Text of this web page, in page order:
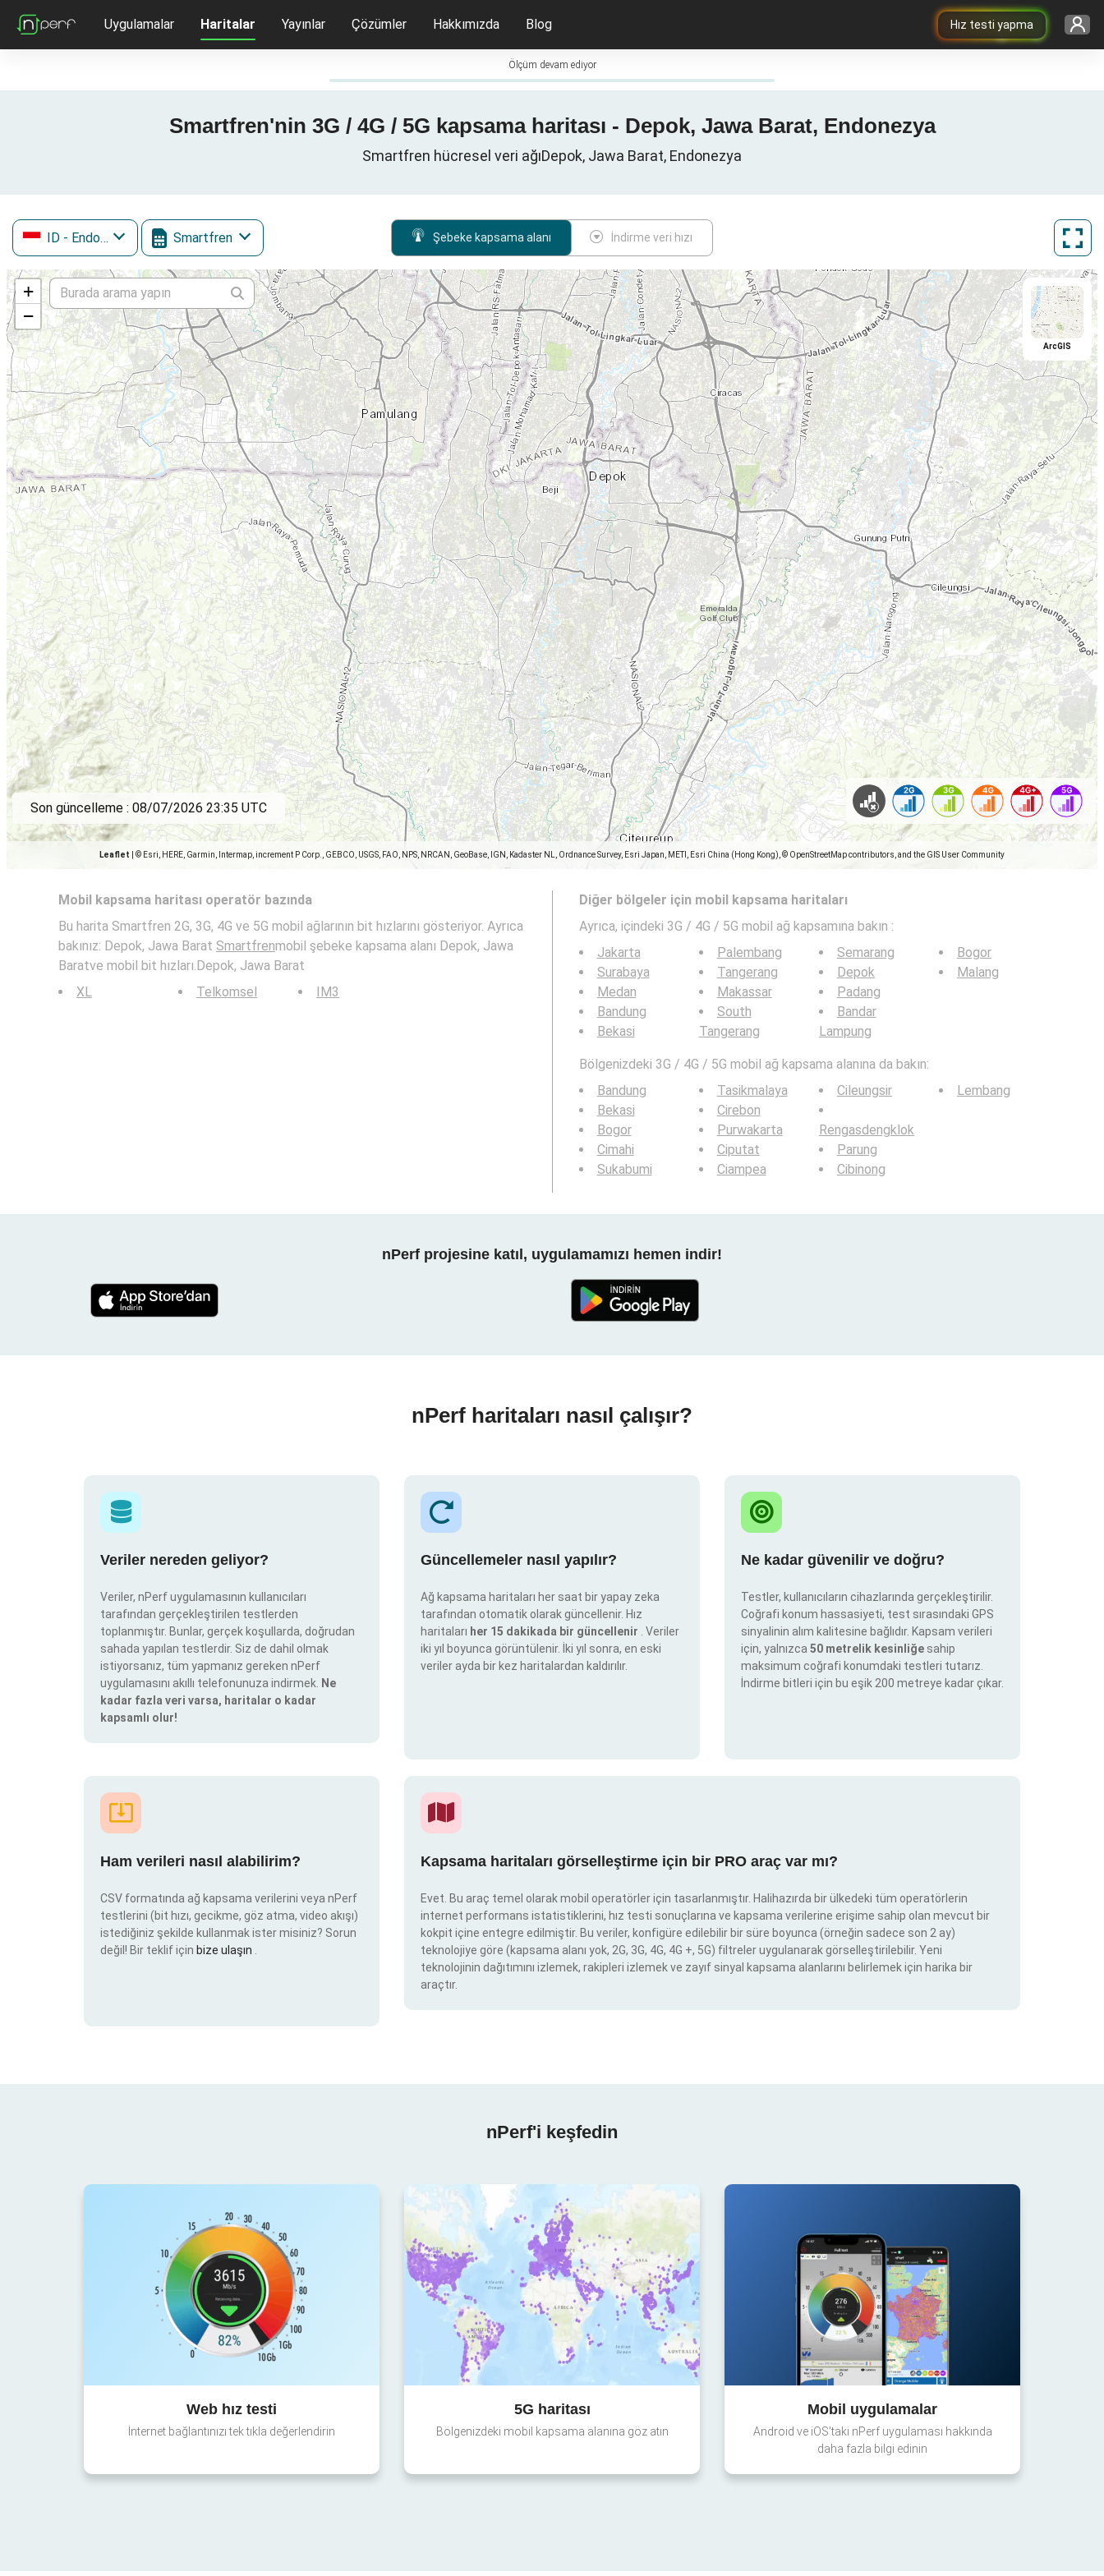
Hız testi yapma
Uygulamalar Haritalar Yayınlar Çözümler Hakkımızda Blog
Ölçüm devam ediyor
Smartfren'nin 3G / 4G / 5G kapsama haritası - Depok, Jawa Barat, Endonezya
Smartfren hücresel veri ağıDepok, Jawa Barat, Endonezya
ID - Endonezya Smartfren Şebeke kapsama alanı İndirme veri hızı
+
−
Leaflet © Esri, HERE, Garmin, Intermap, increment P Corp., GEBCO, USGS, FAO, NPS, NRCAN, GeoBase, IGN, Kadaster NL, Ordnance Survey, Esri Japan, METI, Esri China (Hong Kong), © OpenStreetMap contributors, and the GIS User Community
ArcGIS
Son güncelleme : 08/07/2026 23:35 UTC
Mobil kapsama haritası operatör bazında
Bu harita Smartfren 2G, 3G, 4G ve 5G mobil ağlarının bit hızlarını gösteriyor. Ayrıca
bakınız: Depok, Jawa Barat Smartfrenmobil şebeke kapsama alanı Depok, Jawa
Baratve mobil bit hızları.Depok, Jawa Barat
XL
Telkomsel IM3
Diğer bölgeler için mobil kapsama haritaları
Ayrıca, içindeki 3G / 4G / 5G mobil ağ kapsamına bakın :
Jakarta
Surabaya
Medan
Bandung
Bekasi
Palembang
Tangerang
Makassar
South
Tangerang
Semarang
Depok
Padang
Bandar
Lampung
Bogor
Malang
Bölgenizdeki 3G / 4G / 5G mobil ağ kapsama alanına da bakın:
Bandung
Bekasi
Bogor
Cimahi
Sukabumi
Tasikmalaya
Cirebon
Purwakarta
Ciputat
Ciampea
Cileungsir
Rengasdengklok
Parung
Cibinong
Lembang
nPerf projesine katıl, uygulamamızı hemen indir!
nPerf haritaları nasıl çalışır?
Veriler nereden geliyor?
Veriler, nPerf uygulamasının kullanıcıları
tarafından gerçekleştirilen testlerden
toplanmıştır. Bunlar, gerçek koşullarda, doğrudan
sahada yapılan testlerdir. Siz de dahil olmak
istiyorsanız, tüm yapmanız gereken nPerf
uygulamasını akıllı telefonunuza indirmek. Ne
kadar fazla veri varsa, haritalar o kadar
kapsamlı olur!
Güncellemeler nasıl yapılır?
Ağ kapsama haritaları her saat bir yapay zeka
tarafından otomatik olarak güncellenir. Hız
haritaları her 15 dakikada bir güncellenir
. Veriler
iki yıl boyunca görüntülenir. İki yıl sonra, en eski
veriler ayda bir kez haritalardan kaldırılır.
Ne kadar güvenilir ve doğru?
Testler, kullanıcıların cihazlarında gerçekleştirilir.
Coğrafi konum hassasiyeti, test sırasındaki GPS
sinyalinin alım kalitesine bağlıdır. Kapsam verileri
için, yalnızca 50 metrelik kesinliğe sahip
maksimum coğrafi konumdaki testleri tutarız.
İndirme bitleri için bu eşik 200 metreye kadar çıkar.
Ham verileri nasıl alabilirim?
CSV formatında ağ kapsama verilerini veya nPerf
testlerini (bit hızı, gecikme, göz atma, video akışı)
istediğiniz şekilde kullanmak ister misiniz? Sorun
değil! Bir teklif için bize ulaşın
Kapsama haritaları görselleştirme için bir PRO araç var mı?
Evet. Bu araç temel olarak mobil operatörler için tasarlanmıştır. Halihazırda bir ülkedeki tüm operatörlerin
internet performans istatistiklerini, hız testi sonuçlarına ve kapsama verilerine erişime sahip olan mevcut bir
kokpit içine entegre edilmiştir. Bu veriler, konfigüre edilebilir bir süre boyunca (örneğin sadece son 2 ay)
teknolojiye göre (kapsama alanı yok, 2G, 3G, 4G, 4G +, 5G) filtreler uygulanarak görselleştirilebilir. Yeni
teknolojinin dağıtımını izlemek, rakipleri izlemek ve zayıf sinyal kapsama alanlarını belirlemek için harika bir
araçtır.
nPerf'i keşfedin
Web hız testi
İnternet bağlantınızı tek tıkla değerlendirin
5G haritası
Bölgenizdeki mobil kapsama alanına göz atın
Mobil uygulamalar
Android ve iOS'taki nPerf uygulaması hakkında
daha fazla bilgi edinin